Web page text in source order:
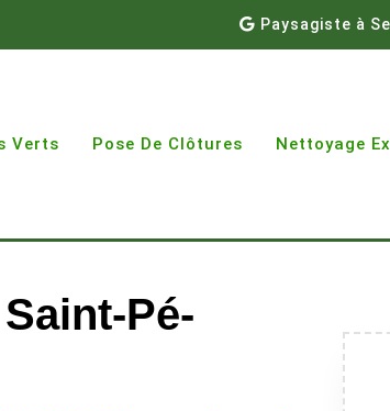
Paysagiste à
Verts Pose De Clôtures Nettoyage
Pé-